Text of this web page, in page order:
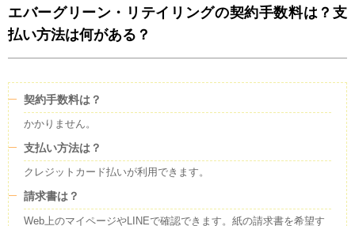
エバーグリーン・リテイリングの契約手数料は？支
払い方法は何がある？
契約手数料は？
かかりません。
支払い方法は？
クレジットカード払いが利用できます。
請求書は？
Web上のマイページやLINEで確認できます。紙の請求書を希望す